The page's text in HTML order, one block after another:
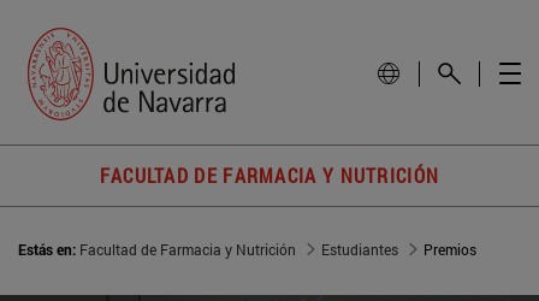
FACULTAD DE FARMACIA Y NUTRICIÓN
Estás en: Facultad de Farmacia y Nutrición Estudiantes Premios